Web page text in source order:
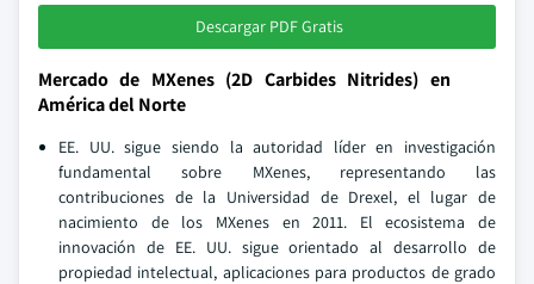
Descargar PDF Gratis
Mercado de MXenes (2D Carbides Nitrides) en
América del Norte
EE. UU. sigue siendo la autoridad líder en investigación
fundamental sobre MXenes, representando las
contribuciones de la Universidad de Drexel, el lugar de
nacimiento de los MXenes en 2011. El ecosistema de
innovación de EE. UU. sigue orientado al desarrollo de
propiedad intelectual, aplicaciones para productos de grado